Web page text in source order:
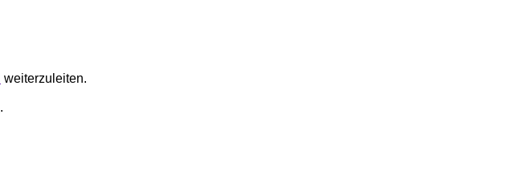
weiterzuleiten.
.